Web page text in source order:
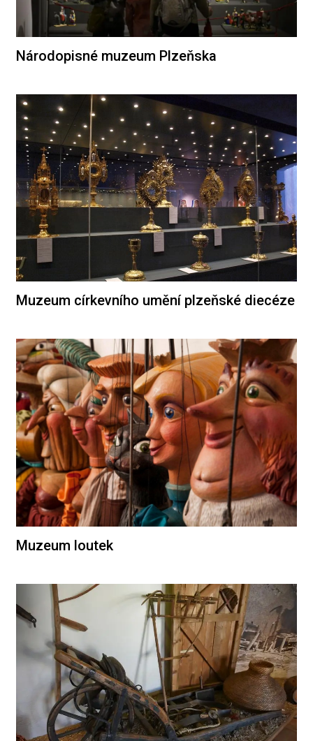
Národopisné muzeum Plzeňska
Muzeum církevního umění plzeňské diecéze
Muzeum loutek